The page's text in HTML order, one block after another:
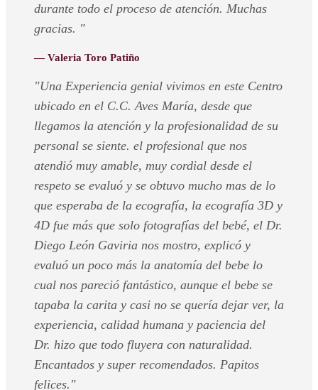
durante todo el proceso de atención. Muchas
gracias. "
— Valeria Toro Patiño
"Una Experiencia genial vivimos en este Centro
ubicado en el C.C. Aves María, desde que
llegamos la atención y la profesionalidad de su
personal se siente. el profesional que nos
atendió muy amable, muy cordial desde el
respeto se evaluó y se obtuvo mucho mas de lo
que esperaba de la ecografía, la ecografía 3D y
4D fue más que solo fotografías del bebé, el Dr.
Diego León Gaviria nos mostro, explicó y
evaluó un poco más la anatomía del bebe lo
cual nos pareció fantástico, aunque el bebe se
tapaba la carita y casi no se quería dejar ver, la
experiencia, calidad humana y paciencia del
Dr. hizo que todo fluyera con naturalidad.
Encantados y super recomendados. Papitos
felices."